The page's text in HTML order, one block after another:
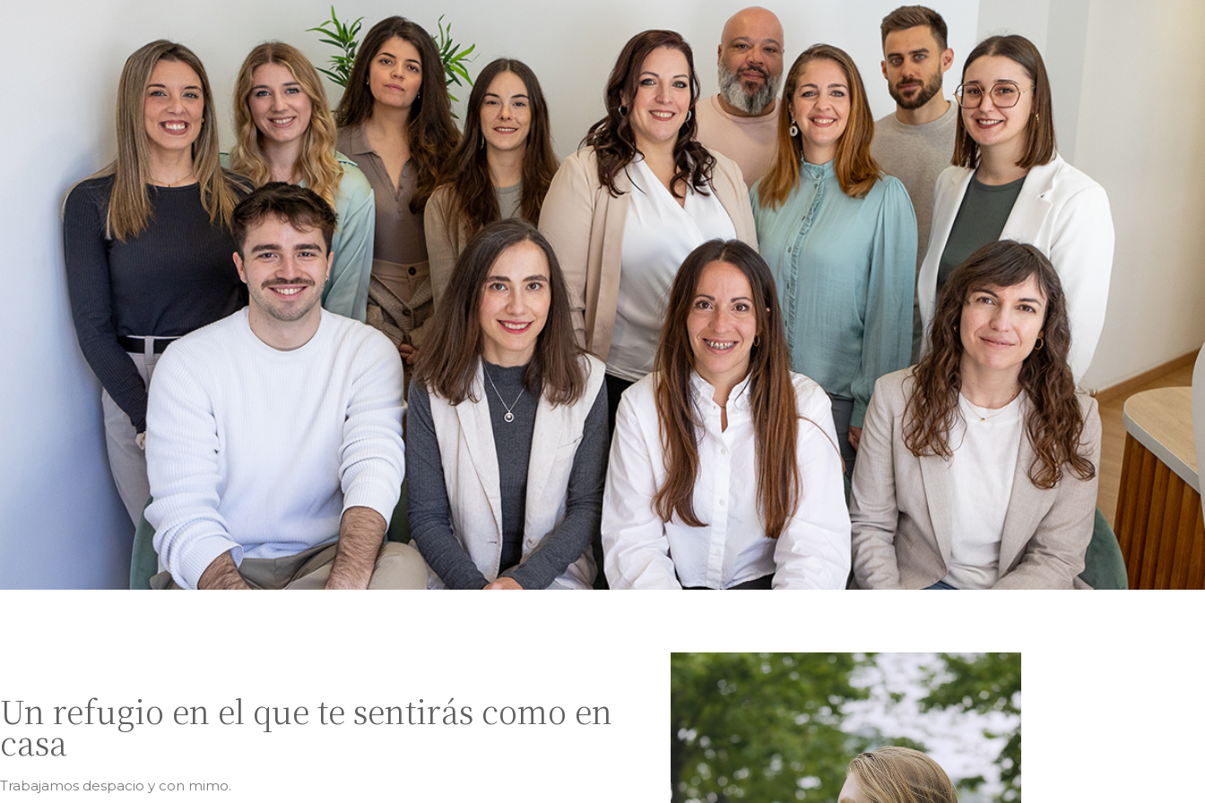
Un refugio en el que te sentirás como en
casa
Trabajamos despacio y con mimo.